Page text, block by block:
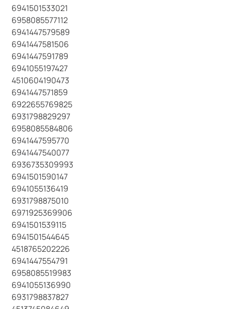
6941501533021
6958085577112
6941447579589
6941447581506
6941447591789
6941055197427
4510604190473
6941447571859
6922655769825
6931798829297
6958085584806
6941447595770
6941447540077
6936735309993
6941501590147
6941055136419
6931798875010
6971925369906
6941501539115
6941501544645
4518765202226
6941447554791
6958085519983
6941055136990
6931798837827